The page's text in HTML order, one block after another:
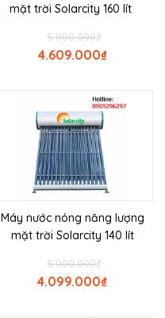
mặt trời Solarcity 160 lít
₫
5.000.000
₫
4.609.000
Máy nước nóng năng lượng
mặt trời Solarcity 140 lít
₫
5.000.000
₫
4.099.000